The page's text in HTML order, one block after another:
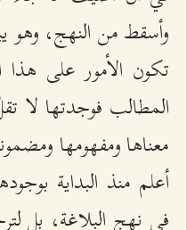
وأسقط من النهج، وهو
تكون الأمور على
المطالب فوجدتها
معناها ومفهومها
أعلم منذ البداية
في نهج البلاغة، بل